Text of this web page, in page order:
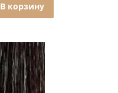
В корзину